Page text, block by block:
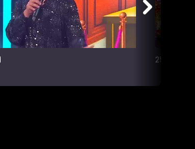
25/12/